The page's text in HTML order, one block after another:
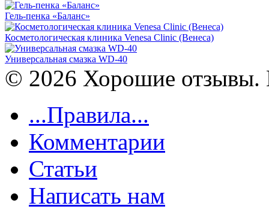
Гель-пенка «Баланс»
Косметологическая клиника Venesa Clinic (Венеса)
Универсальная смазка WD-40
© 2026 Хорошие отзывы.
...Правила...
Комментарии
Статьи
Написать нам